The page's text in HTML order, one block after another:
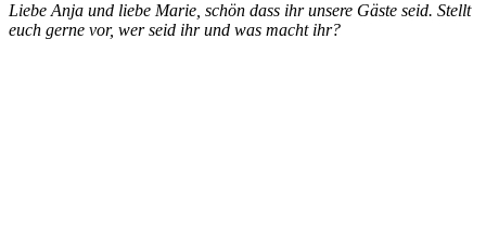
Liebe Anja und liebe Marie, schön dass ihr unsere Gäste seid. Stellt
euch gerne vor, wer seid ihr und was macht ihr?